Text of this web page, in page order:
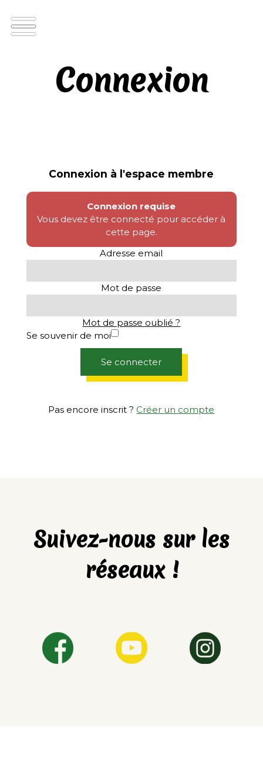
Connexion
Connexion à l'espace membre
Connexion requise
Vous devez être connecté pour accéder à
cette page.
Adresse email
Mot de passe
Mot de passe oublié ?
Se souvenir de moi
Se connecter
Pas encore inscrit ? Créer un compte
Suivez-nous sur les
réseaux !